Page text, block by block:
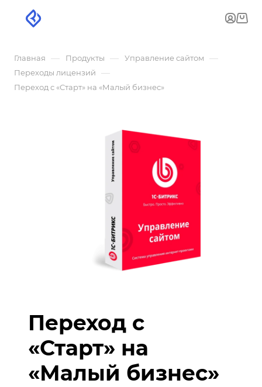
Главная — Продукты — Управление сайтом —
Переходы лицензий —
Переход с «Старт» на «Малый бизнес»
Переход с
«Старт» на
«Малый бизнес»